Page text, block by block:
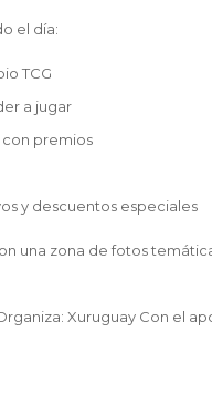
el día:
TCG
a jugar
con premios
y descuentos especiales
una zona de fotos
Xuruguay Con el